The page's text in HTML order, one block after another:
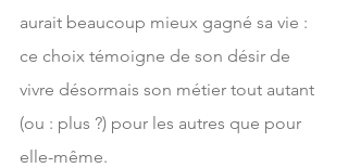
aurait beaucoup mieux gagné sa vie :
ce choix témoigne de son désir de
vivre désormais son métier tout autant
(ou : plus ?) pour les autres que pour
elle-même.